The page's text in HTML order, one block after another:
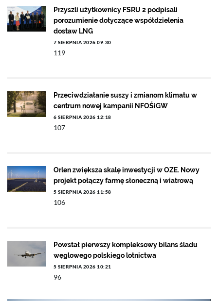
Przyszli użytkownicy FSRU 2 podpisali
porozumienie dotyczące współdzielenia
dostaw LNG
7 SIERPNIA 2026 09:30
119
Przeciwdziałanie suszy i zmianom klimatu w
centrum nowej kampanii NFOŚiGW
6 SIERPNIA 2026 12:18
107
Orlen zwiększa skalę inwestycji w OZE. Nowy
projekt połączy farmę słoneczną i wiatrową
5 SIERPNIA 2026 11:58
106
Powstał pierwszy kompleksowy bilans śladu
węglowego polskiego lotnictwa
5 SIERPNIA 2026 10:21
96